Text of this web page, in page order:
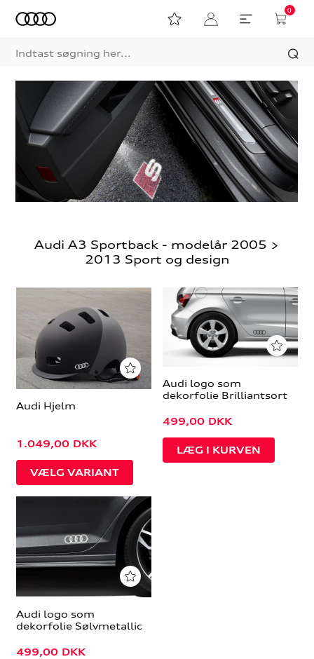
0
Audi A3 Sportback - modelår 2005 >
2013 Sport og design
Audi Hjelm
1.049,00 DKK
VÆLG VARIANT
Audi logo som
dekorfolie Brilliantsort
499,00 DKK
Audi logo som
dekorfolie Sølvmetallic
499,00 DKK